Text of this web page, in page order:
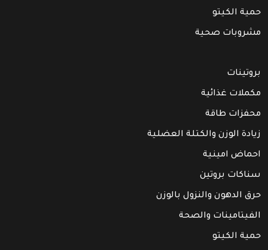
حمية الكيتو
مشروبات صحية
بروتينات
مكملات غذائية
محفزات طاقة
زيادة الوزن والكتلة العضلية
احماض امينية
سناكات بروتين
حرق الدهون والنزول بالوزن
الفيتامينات والصحة
حمية الكيتو